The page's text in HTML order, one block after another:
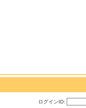
ログインID: